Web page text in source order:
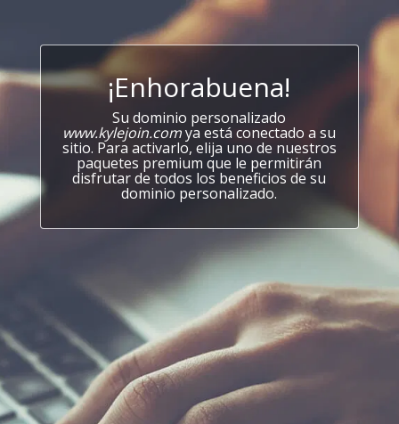
¡Enhorabuena!
Su dominio personalizado
www.kylejoin.comya está conectado a su
sitio. Para activarlo, elija uno de nuestros
paquetes premium que le permitirán
disfrutar de todos los beneficios de su
dominio personalizado.